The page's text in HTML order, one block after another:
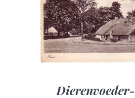
Dierenvoeder-